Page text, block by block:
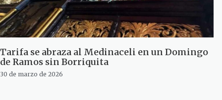
Tarifa se abraza al Medinaceli en un Domingo
de Ramos sin Borriquita
30 de marzo de 2026